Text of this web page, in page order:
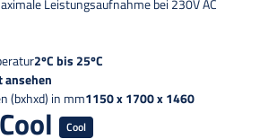
Leistungsaufnahme bei 230V AC
2ºC bis 25ºC
ansehen
(bxhxd) in mm1150 x 1700 x 1460
Cool